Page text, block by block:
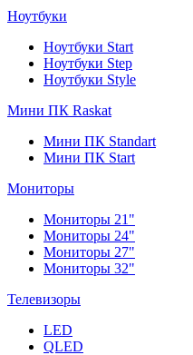
Ноутбуки
Ноутбуки Start
Ноутбуки Step
Ноутбуки Style
Мини ПК Raskat
Мини ПК Standart
Мини ПК Start
Мониторы
Мониторы 21"
Мониторы 24"
Мониторы 27"
Мониторы 32"
Телевизоры
LED
QLED